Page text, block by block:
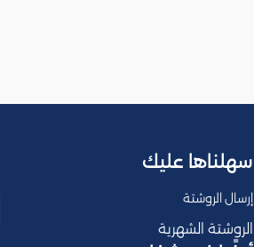
سهلناها عليك
إرسال الروشتة
الروشتة الشهرية